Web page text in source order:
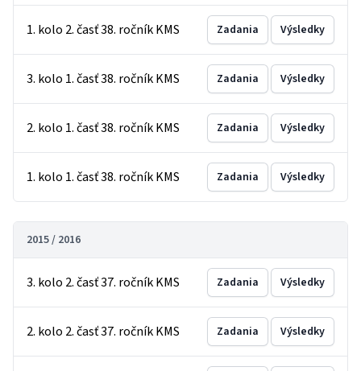
1. kolo 2. časť 38. ročník KMS Zadania Výsledky
3. kolo 1. časť 38. ročník KMS Zadania Výsledky
2. kolo 1. časť 38. ročník KMS Zadania Výsledky
1. kolo 1. časť 38. ročník KMS Zadania Výsledky
2015 / 2016
3. kolo 2. časť 37. ročník KMS Zadania Výsledky
2. kolo 2. časť 37. ročník KMS Zadania Výsledky